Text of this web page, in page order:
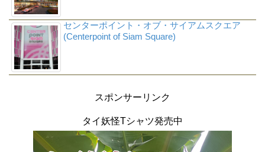
センターポイント・オブ・サイアムスクエア
(Centerpoint of Siam Square)
スポンサーリンク
タイ妖怪Tシャツ発売中